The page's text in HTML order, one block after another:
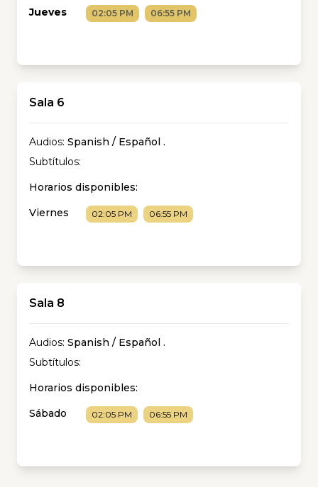
Jueves
02:05 PM 06:55 PM
Sala 6
Audios: Spanish / Español .
Subtítulos:
Horarios disponibles:
Viernes
02:05 PM 06:55 PM
Sala 8
Audios: Spanish / Español .
Subtítulos:
Horarios disponibles:
Sábado
02:05 PM 06:55 PM